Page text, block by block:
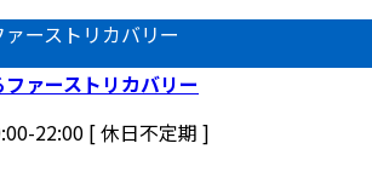
ーストリカバリー
22:00 [ 休日不定期 ]